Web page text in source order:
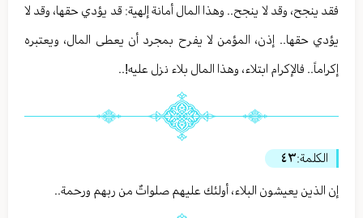
فقد ينجح، وقد لا ينجح.. وهذا المال أمانة إلهية: قد يؤدي حقها، وقد لا
يؤدي حقها.. إذن، المؤمن لا يفرح بمجرد أن يعطى المال، ويعتبره
إكراماً.. فالإكرام ابتلاء، وهذا المال بلاء نزل عليه!..
الكلمة:٤٣
إن الذين يعيشون البلاء، أولئك عليهم صلواتٌ من ربهم ورحمة..